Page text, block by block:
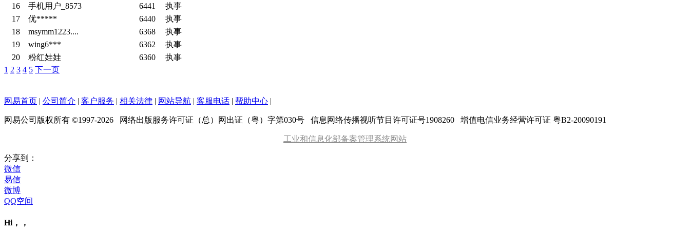
16 手机用户_8573 6441
执事
17
优***** 6440
执事
18
msymm1223.... 6368
执事
19
wing6*** 6362
执事
20
粉红娃娃 6360
执事
1 2 3 4 5 下一页
网易首页 | 公司简介 | 客户服务 | 相关法律 | 网站导航 | 客服电话 | 帮助中心 |
网易公司版权所有 ©1997-2026 网络出版服务许可证（总）网出证（粤）字第030号 信息网络传播视听节目许可证号1908260 增值电信业务经营许可证 粤B2-20090191
工业和信息化部备案管理系统网站
分享到：
微信
易信
微博
QQ空间
Hi，，